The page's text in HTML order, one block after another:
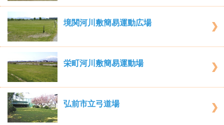
境関河川敷簡易運動広場
栄町河川敷簡易運動場
弘前市立弓道場